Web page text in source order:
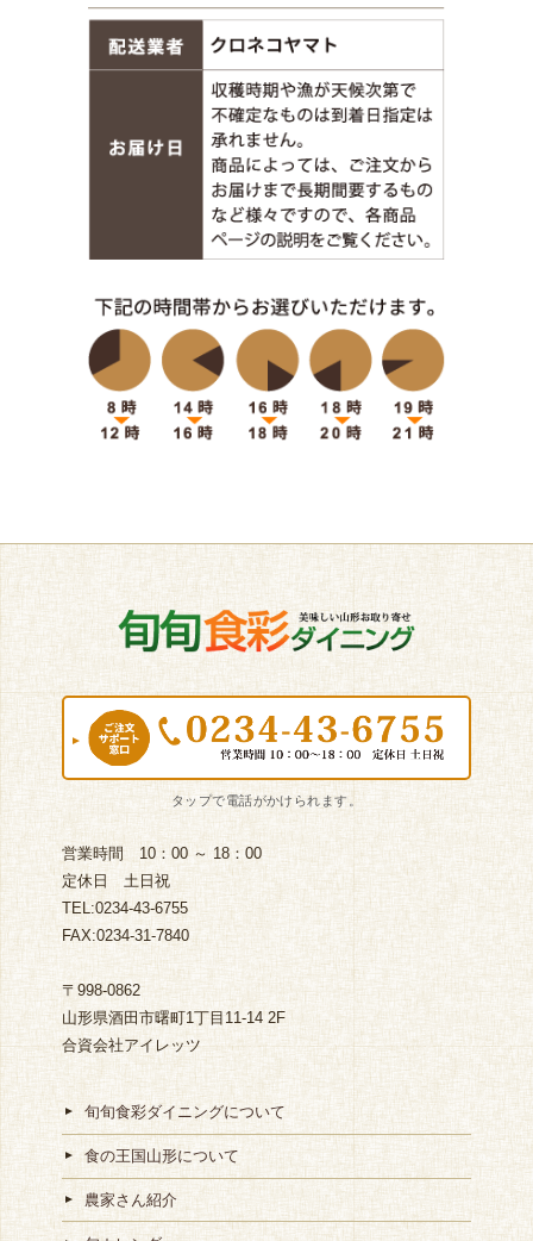
営業時間 10：00 ～ 18：00
定休日 土日祝
TEL:0234-43-6755
FAX:0234-31-7840
〒998-0862
山形県酒田市曙町1丁目11-14 2F
合資会社アイレッツ
旬旬食彩ダイニングについて
食の王国山形について
農家さん紹介